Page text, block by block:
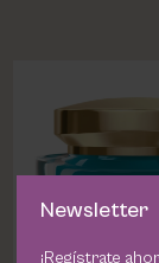
Newsletter
¡Regístrate